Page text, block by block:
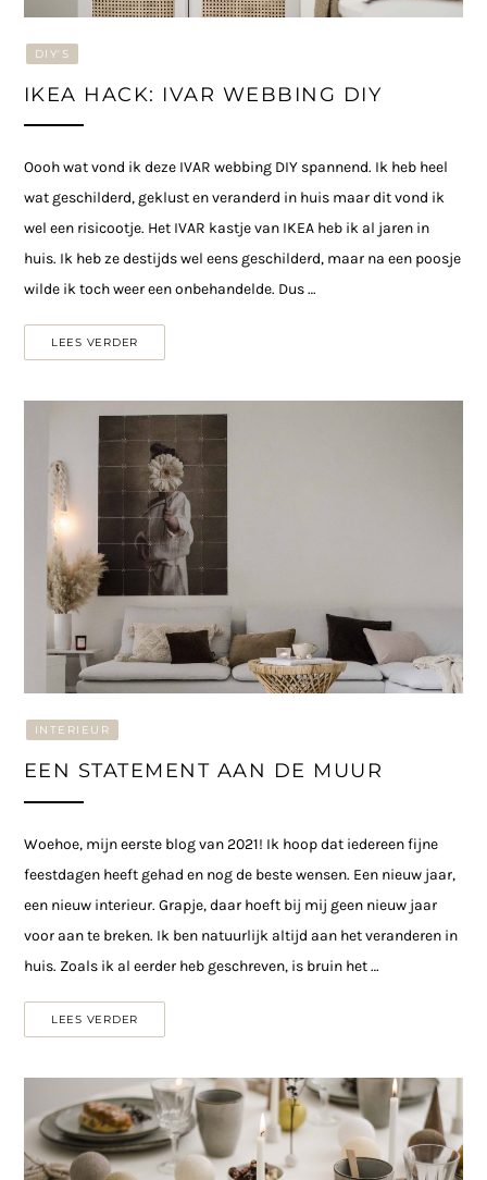
DIY'S
IKEA HACK: IVAR WEBBING DIY
Oooh wat vond ik deze IVAR webbing DIY spannend. Ik heb heel
wat geschilderd, geklust en veranderd in huis maar dit vond ik
wel een risicootje. Het IVAR kastje van IKEA heb ik al jaren in
huis. Ik heb ze destijds wel eens geschilderd, maar na een poosje
wilde ik toch weer een onbehandelde. Dus …
LEES VERDER
INTERIEUR
EEN STATEMENT AAN DE MUUR
Woehoe, mijn eerste blog van 2021! Ik hoop dat iedereen fijne
feestdagen heeft gehad en nog de beste wensen. Een nieuw jaar,
een nieuw interieur. Grapje, daar hoeft bij mij geen nieuw jaar
voor aan te breken. Ik ben natuurlijk altijd aan het veranderen in
huis. Zoals ik al eerder heb geschreven, is bruin het …
LEES VERDER